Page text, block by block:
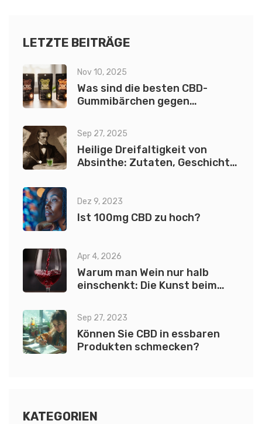
LETZTE BEITRÄGE
Nov 10, 2025
Was sind die besten CBD-
Gummibärchen gegen
Sep 27, 2025
Heilige Dreifaltigkeit von
Absinthe: Zutaten, Geschichte
Dez 9, 2023
Ist 100mg CBD zu hoch?
Apr 4, 2026
Warum man Wein nur halb
einschenkt: Die Kunst beim
Sep 27, 2023
Können Sie CBD in essbaren
Produkten schmecken?
KATEGORIEN